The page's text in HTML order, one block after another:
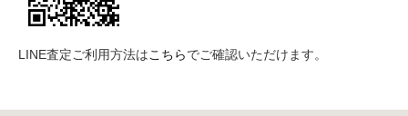
LINE査定ご利用方法はこちらでご確認いただけます。